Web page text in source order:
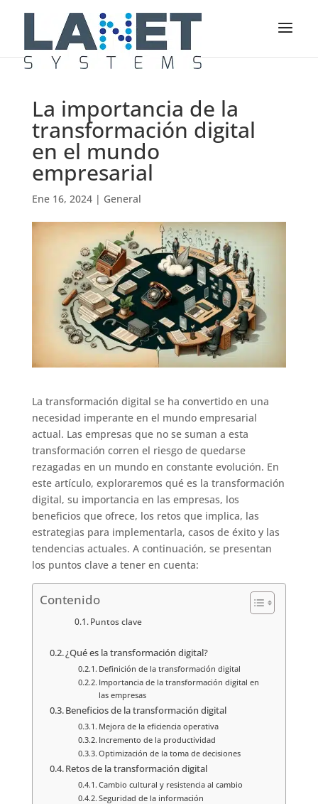
La importancia de la
transformación digital
en el mundo
empresarial
Ene 16, 2024| General
La transformación digital se ha convertido en una
necesidad imperante en el mundo empresarial
actual. Las empresas que no se suman a esta
transformación corren el riesgo de quedarse
rezagadas en un mundo en constante evolución. En
este artículo, exploraremos qué es la transformación
digital, su importancia en las empresas, los
beneficios que ofrece, los retos que implica, las
estrategias para implementarla, casos de éxito y las
tendencias actuales. A continuación, se presentan
los puntos clave a tener en cuenta:
Contenido
Puntos clave
¿Qué es la transformación digital?
Definición de la transformación digital
Importancia de la transformación digital en
las empresas
Beneficios de la transformación digital
Mejora de la eficiencia operativa
Incremento de la productividad
Optimización de la toma de decisiones
Retos de la transformación digital
Cambio cultural y resistencia al cambio
Seguridad de la información